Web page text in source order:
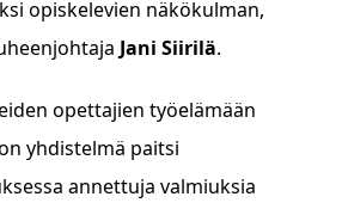
opiskelevien näkökulman,
Jani Siirilä.
opettajien työelämään
yhdistelmä paitsi
annettuja valmiuksia